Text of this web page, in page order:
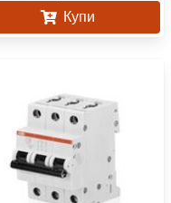
Купи